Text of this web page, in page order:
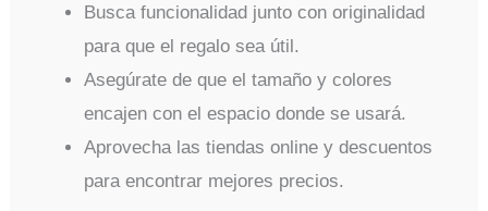
Busca funcionalidad junto con originalidad
para que el regalo sea útil.
Asegúrate de que el tamaño y colores
encajen con el espacio donde se usará.
Aprovecha las tiendas online y descuentos
para encontrar mejores precios.